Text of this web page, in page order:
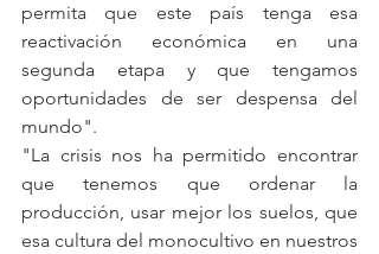
permita que este país tenga esa
reactivación económica en una
segunda etapa y que tengamos
oportunidades de ser despensa del
mundo".
"La crisis nos ha permitido encontrar
que tenemos que ordenar la
producción, usar mejor los suelos, que
esa cultura del monocultivo en nuestros